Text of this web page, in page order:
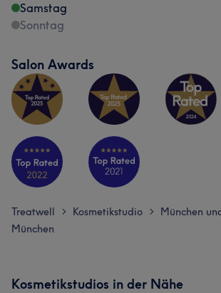
Samstag
Sonntag
Salon Awards
Treatwell > Kosmetikstudio > München
München
Kosmetikstudios in der Nähe